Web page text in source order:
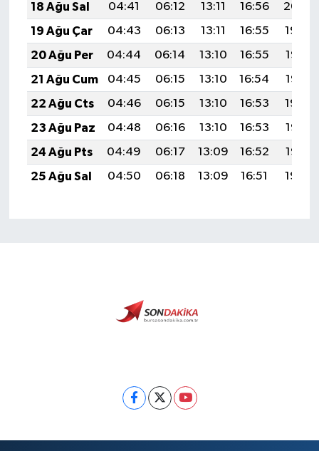
18 Ağu Sal
04:41 06:12 13:11 16:56
20:00
19 Ağu Çar
04:43 06:13 13:11 16:55
19:59
20 Ağu Per
04:44 06:14 13:10 16:55
19:57
21 Ağu Cum
04:45 06:15 13:10 16:54
19:56
22 Ağu Cts
04:46 06:15 13:10 16:53
19:54
23 Ağu Paz
04:48 06:16 13:10 16:53
19:53
24 Ağu Pts
04:49 06:17 13:09 16:52
19:52
25 Ağu Sal
04:50 06:18 13:09 16:51 19:50